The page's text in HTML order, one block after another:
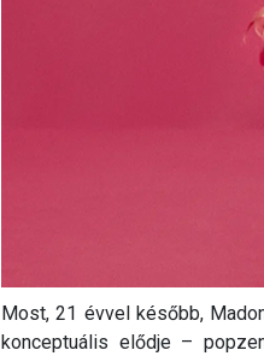
Most, 21 évvel később,
konceptuális elődje –